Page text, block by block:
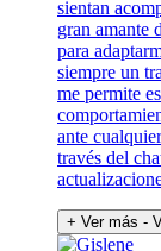
sientan
gran amante
para
siempre un
me permite
ante
través del
+ Ver más -